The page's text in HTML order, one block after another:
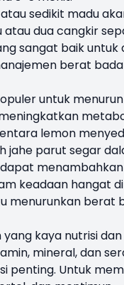
sedikit madu
dua cangkir
sangat baik untuk
berat
untuk
lemon
jahe parut segar
dapat
keadaan hangat
menurunkan berat
kaya nutrisi
mineral, dan
penting. Untuk